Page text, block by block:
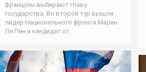
французы выбирают главу
государства. Во второй тур вышли
лидер Национального фронта Марин
Ле Пен и кандидат от